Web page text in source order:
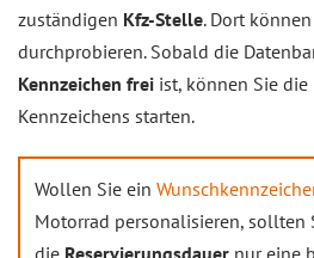
zuständigen Kfz-Stelle. Dort
durchprobieren. Sobald die
Kennzeichen frei ist, können Sie die
Kennzeichens starten.
Wollen Sie ein
Motorrad personalisieren, sollten
die Reservierungsdauer nur eine